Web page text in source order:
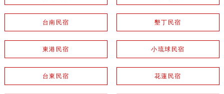
台南民宿 墾丁民宿
東港民宿 小琉球民宿
台東民宿 花蓮民宿